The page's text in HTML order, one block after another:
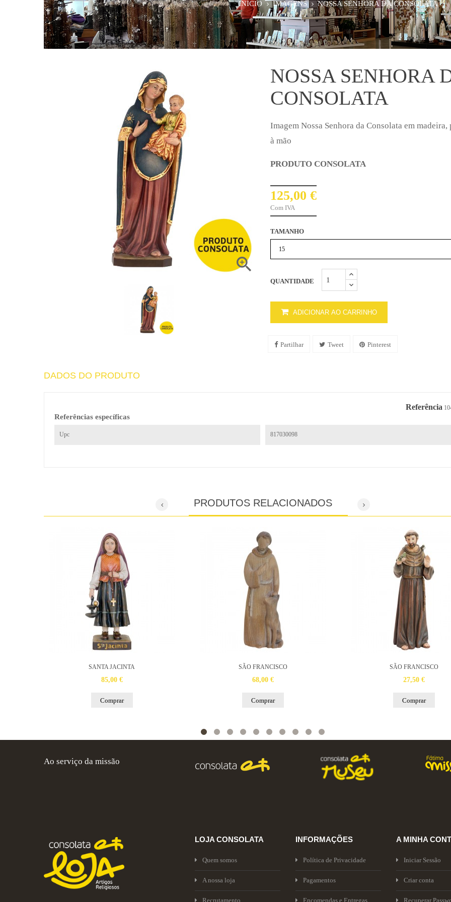
INÍCIO IMAGENS NOSSA SENHORA DA CONSOLATA

NOSSA SENHORA
CONSOLATA
Imagem Nossa Senhora da Consolata em madeira,
à mão
PRODUTO CONSOLATA
125,00 €
Com IVA
TAMANHO
QUANTIDADE
ADICIONAR AO CARRINHO
Partilhar Tweet Pinterest
DADOS DO PRODUTO
Referência
Referências específicas
Upc 817030098
PRODUTOS RELACIONADOS
SANTA JACINTA
85,00 €
Comprar
SÃO FRANCISCO
68,00 €
Comprar
SÃO FRANCISCO
27,50 €
Comprar
Ao serviço da missão
LOJA CONSOLATA
Quem somos
A nossa loja
Recrutamento
INFORMAÇÕES
Política de Privacidade
Pagamentos
Encomendas e Entregas
A MINHA
Iniciar Sessão
Criar conta
Recuperar